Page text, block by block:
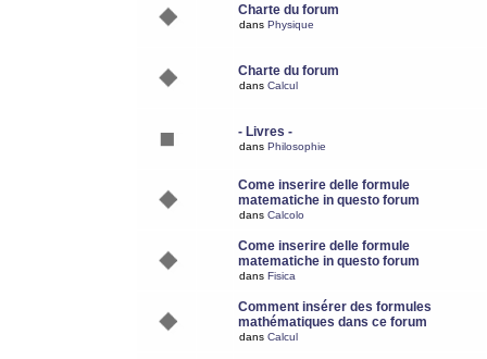
Charte du forum
dans Physique
Charte du forum
dans Calcul
- Livres -
dans Philosophie
Come inserire delle formule
matematiche in questo forum
dans Calcolo
Come inserire delle formule
matematiche in questo forum
dans Fisica
Comment insérer des formules
mathématiques dans ce forum
dans Calcul